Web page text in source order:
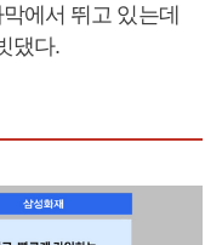
에서 뛰고 있는데
댔다.